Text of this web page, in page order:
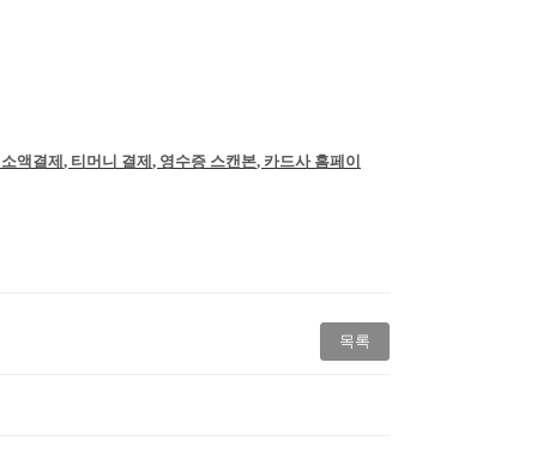
액결제 , 티머니 결제 , 영수증 스캔본, 카드사 홈페이
목록